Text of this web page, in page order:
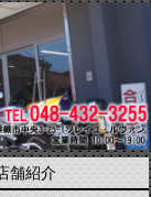
舗紹介